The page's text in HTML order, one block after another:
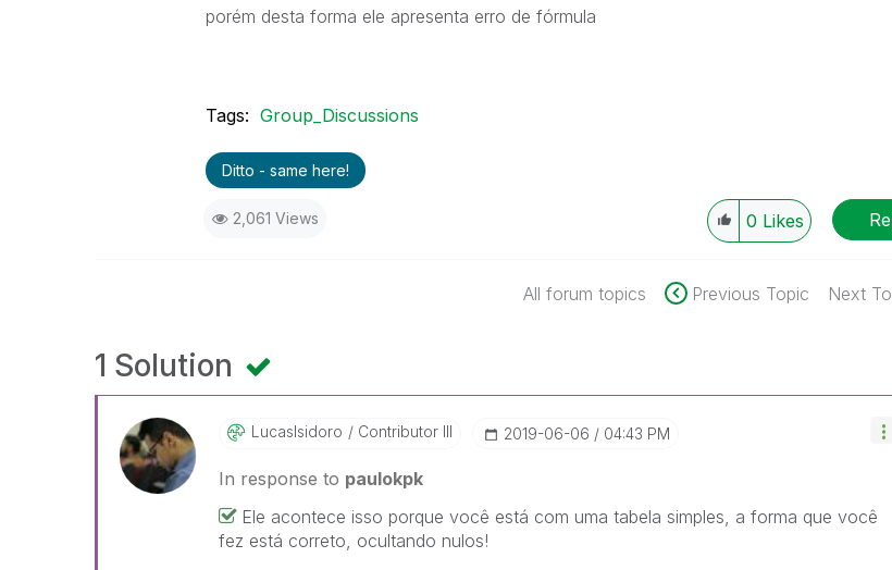
porém desta forma ele apresenta erro de fórmula
Tags: Group_Discussions
Ditto - same here!
2,061 Views 0 Likes
All forum topics Previous Topic Next
1 Solution
LucasIsidoro Contributor III ‎2019-06-06 04:43 PM
In response to paulokpk
Ele acontece isso porque você está com uma tabela simples, a forma que você
fez está correto, ocultando nulos!